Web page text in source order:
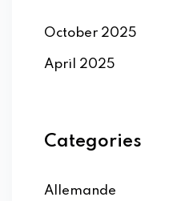
October 2025
April 2025
Categories
Allemande